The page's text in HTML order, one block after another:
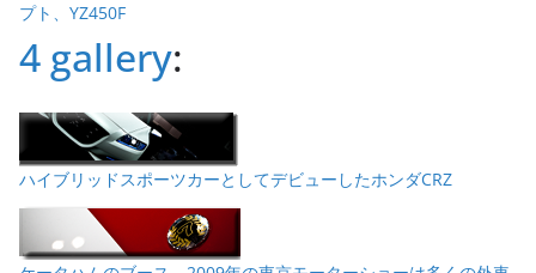
プト、YZ450F
4 gallery:
ハイブリッドスポーツカーとしてデビューしたホンダCRZ